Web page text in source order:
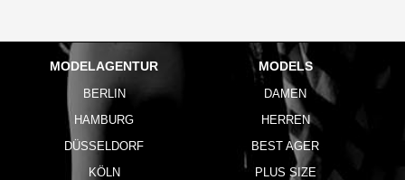
MODELAGENTUR
BERLIN
HAMBURG
DÜSSELDORF
KÖLN
MODELS
DAMEN
HERREN
BEST AGER
PLUS SIZE